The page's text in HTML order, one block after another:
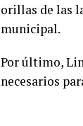
orillas de las
municipal.
Por último,
necesarios